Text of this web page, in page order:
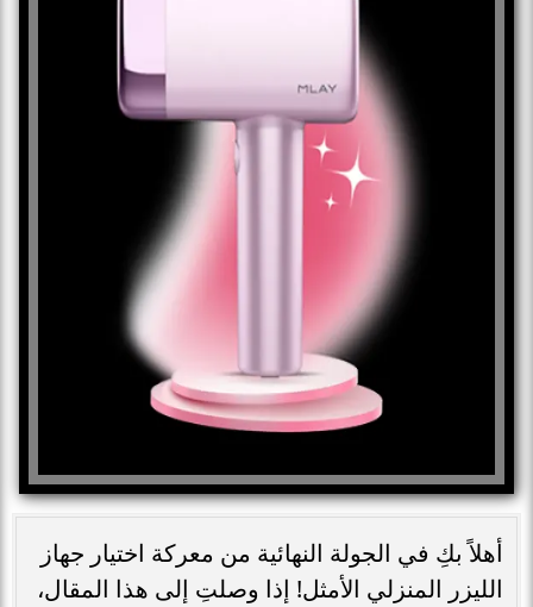
أهلاً بكِ في الجولة النهائية من معركة اختيار جهاز
الليزر المنزلي الأمثل! إذا وصلتِ إلى هذا المقال،